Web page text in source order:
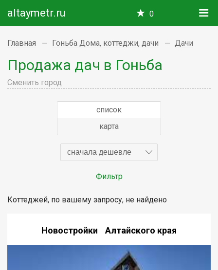
altaymetr.ru 0
Главная Гоньба Дома, коттеджи, дачи Дачи
Продажа дач в Гоньба
Сменить город
список
карта
сначала дешевле
Фильтр
Коттеджей, по вашему запросу, не найдено
Новостройки Алтайского края